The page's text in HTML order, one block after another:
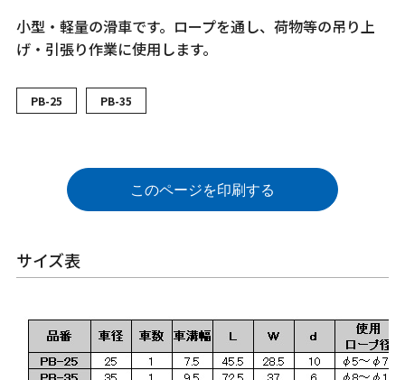
小型・軽量の滑車です。ロープを通し、荷物等の吊り上
げ・引張り作業に使用します。
PB-25 PB-35
このページを印刷する
サイズ表